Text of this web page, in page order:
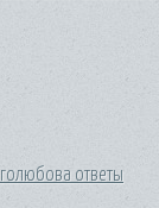
ответы